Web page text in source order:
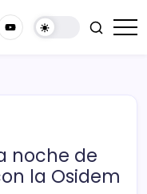
noche de
la Osidem